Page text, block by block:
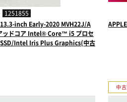
1251855
inch Early-2020 MVH22J/A
ッドコア Intel® Core™ i5 プロセ
Intel Iris Plus Graphics(中古
中